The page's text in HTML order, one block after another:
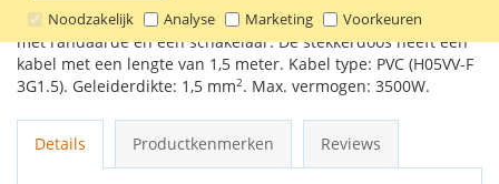
Noodzakelijk Analyse Marketing Voorkeuren
Witte stekkerdoos van het merk Perel met 4 stopcontacten
met randaarde en een schakelaar. De stekkerdoos heeft een
kabel met een lengte van 1,5 meter. Kabel type: PVC (H05VV-F
3G1.5). Geleiderdikte: 1,5 mm2. Max. vermogen: 3500W.
Details Productkenmerken Reviews